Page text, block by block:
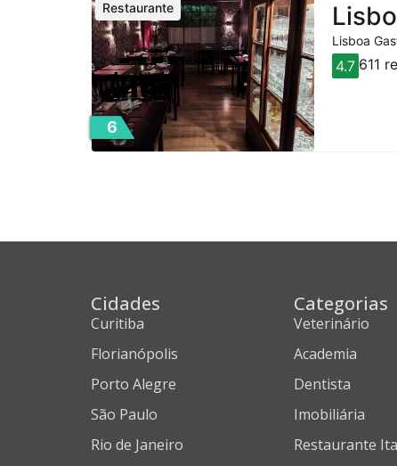
6
Restaurante
Lisboa
4.7 611
Cidades
Curitiba
Florianópolis
Porto Alegre
São Paulo
Rio de Janeiro
Categorias
Veterinário
Academia
Dentista
Imobiliária
Restaurante